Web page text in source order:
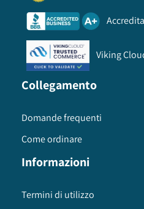
Viking
Collegamento
Domande frequenti
Come ordinare
Informazioni
Termini di utilizzo